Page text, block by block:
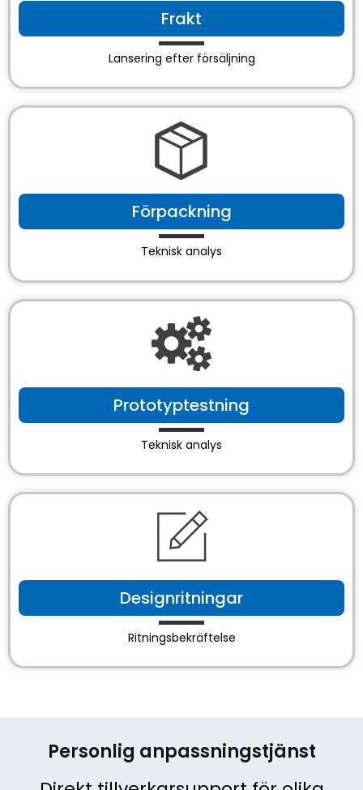
Frakt
Lansering efter försäljning
Förpackning
Teknisk analys
Prototyptestning
Teknisk analys
Designritningar
Ritningsbekräftelse
Personlig anpassningstjänst